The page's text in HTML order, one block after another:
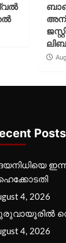
Posts
4, 2026
4, 2026